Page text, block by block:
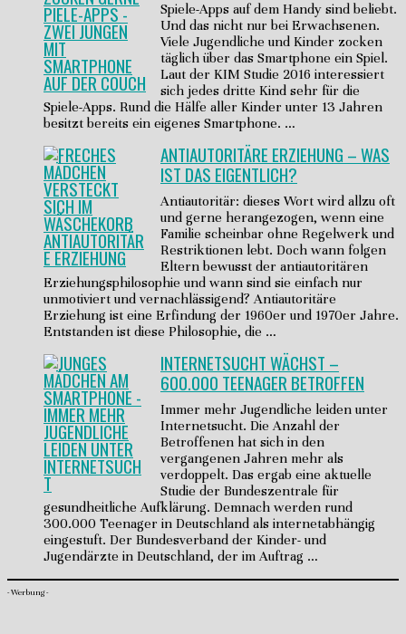
Spiele-Apps auf dem Handy sind beliebt.
Und das nicht nur bei Erwachsenen.
Viele Jugendliche und Kinder zocken
täglich über das Smartphone ein Spiel.
Laut der KIM Studie 2016 interessiert
sich jedes dritte Kind sehr für die
Spiele-Apps. Rund die Hälfe aller Kinder unter 13 Jahren
besitzt bereits ein eigenes Smartphone. …
ANTIAUTORITÄRE ERZIEHUNG – WAS
IST DAS EIGENTLICH?
Antiautoritär: dieses Wort wird allzu oft
und gerne herangezogen, wenn eine
Familie scheinbar ohne Regelwerk und
Restriktionen lebt. Doch wann folgen
Eltern bewusst der antiautoritären
Erziehungsphilosophie und wann sind sie einfach nur
unmotiviert und vernachlässigend? Antiautoritäre
Erziehung ist eine Erfindung der 1960er und 1970er Jahre.
Entstanden ist diese Philosophie, die …
INTERNETSUCHT WÄCHST –
600.000 TEENAGER BETROFFEN
Immer mehr Jugendliche leiden unter
Internetsucht. Die Anzahl der
Betroffenen hat sich in den
vergangenen Jahren mehr als
verdoppelt. Das ergab eine aktuelle
Studie der Bundeszentrale für
gesundheitliche Aufklärung. Demnach werden rund
300.000 Teenager in Deutschland als internetabhängig
eingestuft. Der Bundesverband der Kinder- und
Jugendärzte in Deutschland, der im Auftrag …
- Werbung -